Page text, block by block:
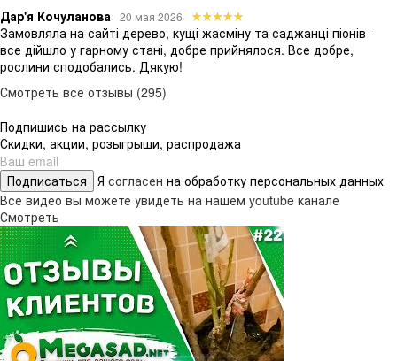
Дар'я Кочуланова
20 мая 2026
Замовляла на сайті дерево, кущі жасміну та саджанці піонів -
все дійшло у гарному стані, добре прийнялося. Все добре,
рослини сподобались. Дякую!
Смотреть все отзывы (295)
Подпишись на рассылку
Скидки, акции, розыгрыши, распродажа
Подписаться Я согласен на обработку персональных данных
Все видео вы можете увидеть на нашем youtube канале
Смотреть